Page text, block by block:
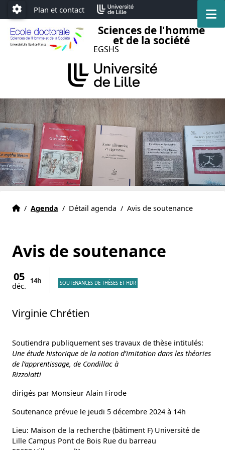
Accéder au menu principal
Accéder au contenu
Paramétrage
Plan et contact
Sciences de l'homme
et de la société
EGSHS
Accueil
Accueil
/ Agenda / Détail agenda / Avis de soutenance
Avis de soutenance
05
déc.
14h SOUTENANCES DE THÈSES ET HDR
Virginie Chrétien
Soutiendra publiquement ses travaux de thèse intitulés:
Une étude historique de la notion d’imitation dans les théories
de l’apprentissage, de Condillac à
Rizzolatti
dirigés par Monsieur Alain Firode
Soutenance prévue le jeudi 5 décembre 2024 à 14h
Lieu: Maison de la recherche (bâtiment F) Université de
Lille Campus Pont de Bois Rue du barreau